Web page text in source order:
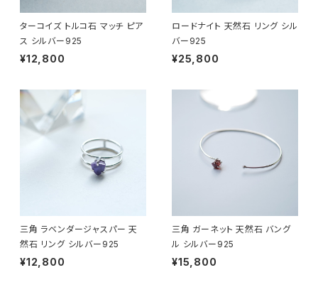
ターコイズ トルコ石 マッチ ピア
ス シルバー925
¥12,800
ロードナイト 天然石 リング シル
バー925
¥25,800
三角 ラベンダージャスパー 天
然石 リング シルバー925
¥12,800
三角 ガーネット 天然石 バング
ル シルバー925
¥15,800